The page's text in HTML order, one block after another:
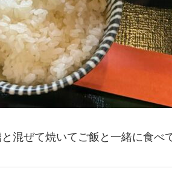
混ぜて焼いてご飯と一緒に食べ